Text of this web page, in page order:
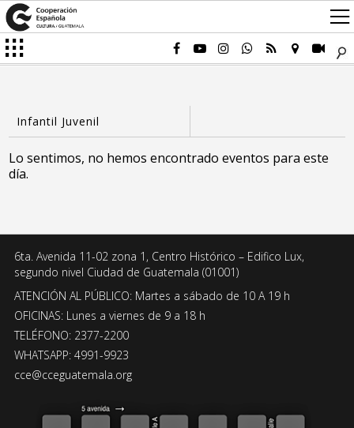
Lo sentimos, no hemos encontrado eventos para este
día.
6ta. Avenida 11-02 zona 1, Centro Histórico – Edifico Lux,
segundo nivel Ciudad de Guatemala (01001)
ATENCIÓN AL PÚBLICO: Martes a sábado de 10 A 19 h
OFICINAS: Lunes a viernes de 9 a 18 h
TELÉFONO: 2377-2200
WHATSAPP: 4991-9923
cce@cceguatemala.org